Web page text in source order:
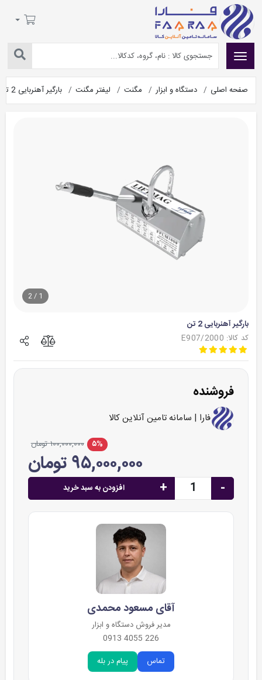
صفحه اصلی دستگاه و ابزار مگنت لیفتر مگنت بارگیر آهنربایی 2 تن
1
/
2
بارگیر آهنربایی 2 تن
کد کالا: E907/2000
فروشنده
فارا | سامانه تامین آنلاین کالا
۱۰۰,۰۰۰,۰۰۰ تومان ۵%
۹۵,۰۰۰,۰۰۰ تومان
-
+ افزودن به سبد خرید
آقای مسعود محمدی
مدیر فروش دستگاه و ابزار
226 4055 0913
تماس
پیام در بله